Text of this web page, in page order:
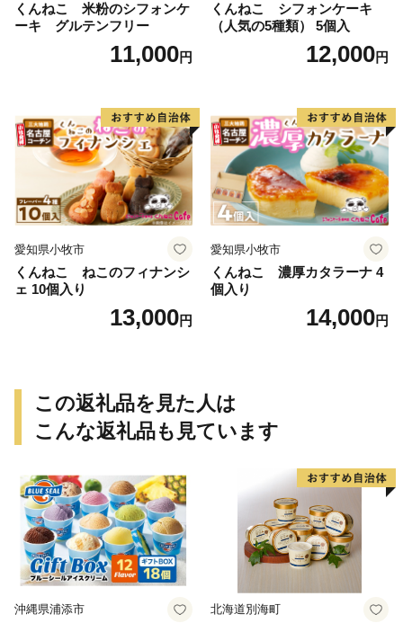
くんねこ 米粉のシフォンケ
ーキ グルテンフリー
11,000円
くんねこ シフォンケーキ
（人気の5種類） 5個入
12,000円
愛知県小牧市
くんねこ ねこのフィナンシ
ェ 10個入り
13,000円
愛知県小牧市
くんねこ 濃厚カタラーナ 4
個入り
14,000円
この返礼品を見た人は
こんな返礼品も見ています
沖縄県浦添市 北海道別海町